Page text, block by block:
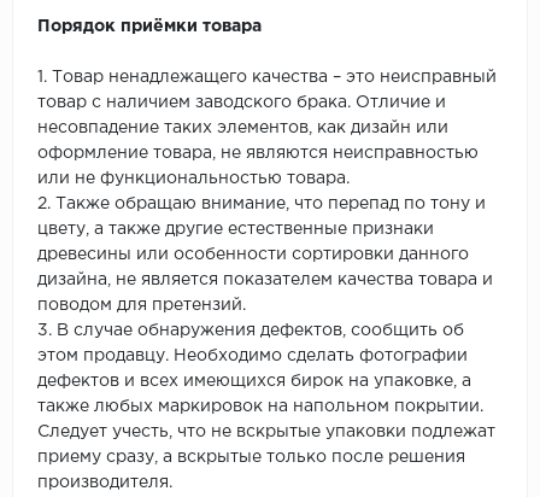
Порядок приёмки товара
1. Товар ненадлежащего качества – это неисправный
товар с наличием заводского брака. Отличие и
несовпадение таких элементов, как дизайн или
оформление товара, не являются неисправностью
или не функциональностью товара.
2. Также обращаю внимание, что перепад по тону и
цвету, а также другие естественные признаки
древесины или особенности сортировки данного
дизайна, не является показателем качества товара и
поводом для претензий.
3. В случае обнаружения дефектов, сообщить об
этом продавцу. Необходимо сделать фотографии
дефектов и всех имеющихся бирок на упаковке, а
также любых маркировок на напольном покрытии.
Следует учесть, что не вскрытые упаковки подлежат
приему сразу, а вскрытые только после решения
производителя.